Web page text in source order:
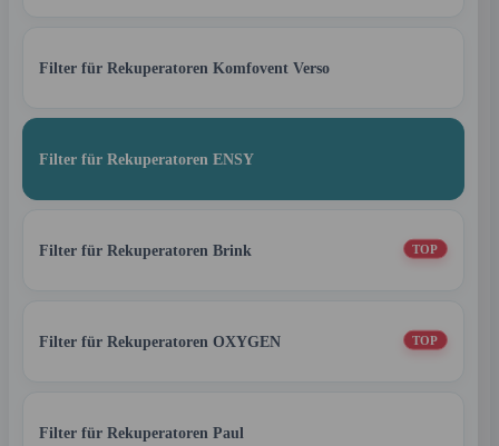
Filter für Rekuperatoren Komfovent Verso
Filter für Rekuperatoren ENSY
Filter für Rekuperatoren Brink TOP
Filter für Rekuperatoren OXYGEN TOP
Filter für Rekuperatoren Paul